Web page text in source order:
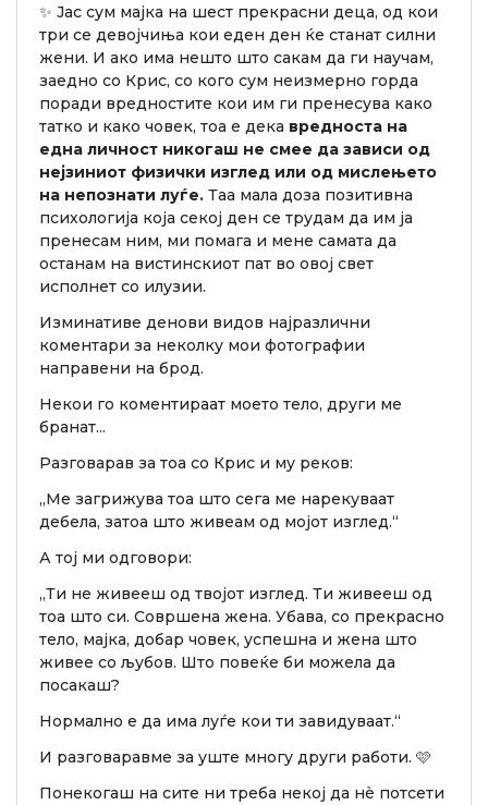
✨ Јас сум мајка на шест прекрасни деца, од кои
три се девојчиња кои еден ден ќе станат силни
жени. И ако има нешто што сакам да ги научам,
заедно со Крис, со кого сум неизмерно горда
поради вредностите кои им ги пренесува како
татко и како човек, тоа е дека вредноста на
една личност никогаш не смее да зависи од
нејзиниот физички изглед или од мислењето
на непознати луѓе. Таа мала доза позитивна
психологија која секој ден се трудам да им ја
пренесам ним, ми помага и мене самата да
останам на вистинскиот пат во овој свет
исполнет со илузии.
Изминативе денови видов најразлични
коментари за неколку мои фотографии
направени на брод.
Некои го коментираат моето тело, други ме
бранат...
Разговарав за тоа со Крис и му реков:
„Ме загрижува тоа што сега ме нарекуваат
дебела, затоа што живеам од мојот изглед.“
А тој ми одговори:
„Ти не живееш од твојот изглед. Ти живееш од
тоа што си. Совршена жена. Убава, со прекрасно
тело, мајка, добар човек, успешна и жена што
живее со љубов. Што повеќе би можела да
посакаш?
Нормално е да има луѓе кои ти завидуваат.“
И разговаравме за уште многу други работи. 🩷
Понекогаш на сите ни треба некој да нè потсети